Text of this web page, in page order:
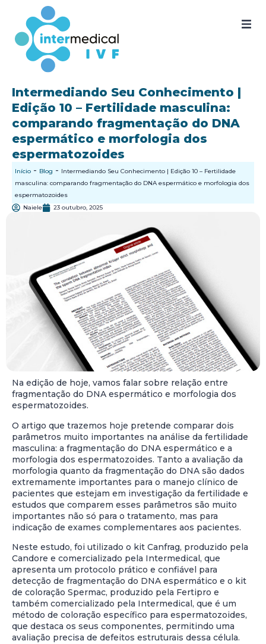
Home
Nossos produtos
SAC
Certificados
Documentos
Intermediando Seu Conhecimento |
Edição 10 – Fertilidade masculina:
comparando fragmentação do DNA
espermático e morfologia dos
espermatozoides
Início - Blog - Intermediando Seu Conhecimento | Edição 10 – Fertilidade
masculina: comparando fragmentação do DNA espermático e morfologia dos
espermatozoides
Naiele
23 outubro, 2025
Na edição de hoje, vamos falar sobre relação entre
fragmentação do DNA espermático e morfologia dos
espermatozoides.
O artigo que trazemos hoje pretende comparar dois
parâmetros muito importantes na análise da fertilidade
masculina: a fragmentação do DNA espermático e a
morfologia dos espermatozoides. Tanto a avaliação da
morfologia quanto da fragmentação do DNA são dados
extremamente importantes para o manejo clínico de
pacientes que estejam em investigação da fertilidade e
estudos que comparem esses parâmetros são muito
importantes não só para o tratamento, mas para
indicação de exames complementares aos pacientes.
Neste estudo, foi utilizado o kit Canfrag, produzido pela
Candore e comercializado pela Intermedical, que
apresenta um protocolo prático e confiável para
detecção de fragmentação do DNA espermático e o kit
de coloração Spermac, produzido pela Fertipro e
também comercializado pela Intermedical, que é um
método de coloração específico para espermatozoides,
que destaca os seus componentes, permitindo uma
avaliação precisa de defeitos estruturais dessa célula.